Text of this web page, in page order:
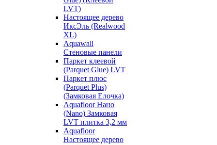
LVT)
Настоящее дерево
ИксЭль (Realwood
XL)
Aquawall
Стеновые панели
Паркет клеевой
(Parquet Glue) LVT
Паркет плюс
(Parquet Plus)
(Замковая Елочка)
Aquafloor Нано
(Nano) Замковая
LVT плитка 3,2 мм
Aquafloor
Настоящее дерево